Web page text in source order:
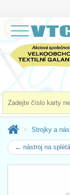
Strojky a
← nástroj na